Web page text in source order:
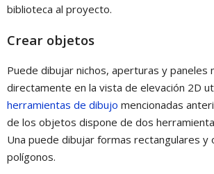
biblioteca al proyecto.
Crear objetos
Puede dibujar nichos, aperturas y paneles
directamente en la vista de elevación 2D
herramientas de dibujo mencionadas
de los objetos dispone de dos
Una puede dibujar formas rectangulares y
polígonos.